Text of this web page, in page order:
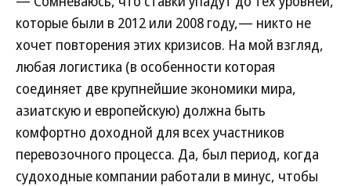
которые были в 2012 или 2008 году,— никто не
хочет повторения этих кризисов. На мой взгляд,
любая логистика (в особенности которая
соединяет две крупнейшие экономики мира,
азиатскую и европейскую) должна быть
комфортно доходной для всех участников
перевозочного процесса. Да, был период, когда
судоходные компании работали в минус, чтобы